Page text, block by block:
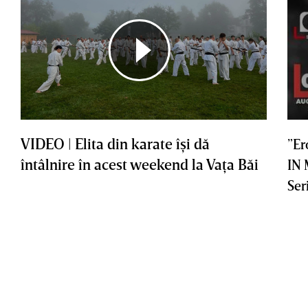
VIDEO | Elita din karate îşi dă
întâlnire în acest weekend la Vaţa Băi
IN